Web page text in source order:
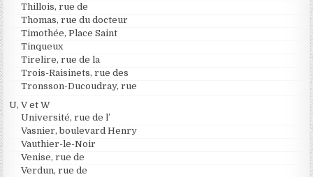
Thillois, rue de
Thomas, rue du docteur
Timothée, Place Saint
Tinqueux
Tirelire, rue de la
Trois-Raisinets, rue des
Tronsson-Ducoudray, rue
U, V et W
Université, rue de l’
Vasnier, boulevard Henry
Vauthier-le-Noir
Venise, rue de
Verdun, rue de